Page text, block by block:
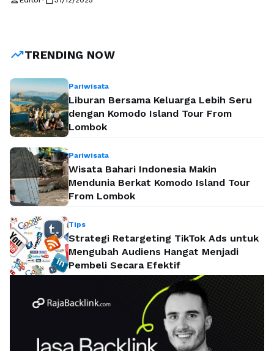
tidak lagi mudah percaya hanya karena iklan terlihat
… Baca Selengkapnya
trending_upTRENDING NOW
Pariwisata
Liburan Bersama Keluarga Lebih Seru
dengan Komodo Island Tour From
Lombok
Pariwisata
Wisata Bahari Indonesia Makin
Mendunia Berkat Komodo Island Tour
From Lombok
Tips
Strategi Retargeting TikTok Ads untuk
Mengubah Audiens Hangat Menjadi
Pembeli Secara Efektif